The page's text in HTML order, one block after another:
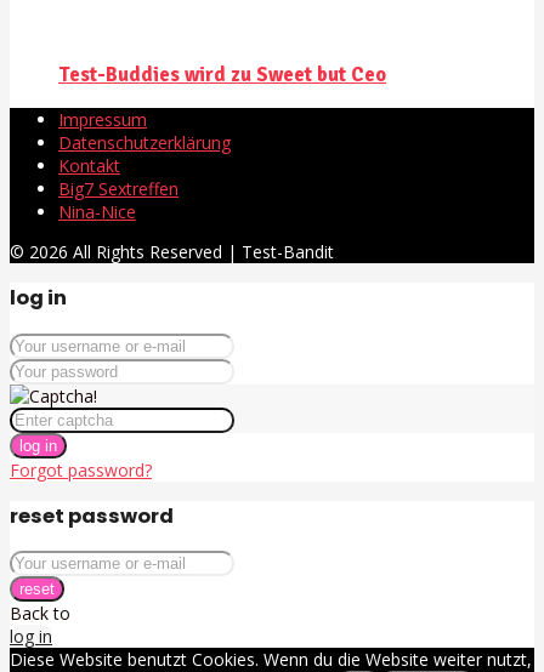
Test-Buddies wird zu Sweet but Ceo
Impressum
Datenschutzerklärung
Kontakt
Big7 Sextreffen
Nina-Nice
© 2026 All Rights Reserved | Test-Bandit
log in
log in
Forgot password?
reset password
reset
Back to
log in
Diese Website benutzt Cookies. Wenn du die Website weiter nutzt,